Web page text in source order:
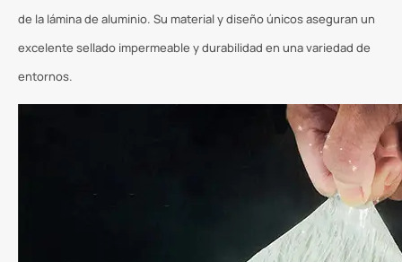
de la lámina de aluminio. Su material y diseño únicos aseguran un
excelente sellado impermeable y durabilidad en una variedad de
entornos.